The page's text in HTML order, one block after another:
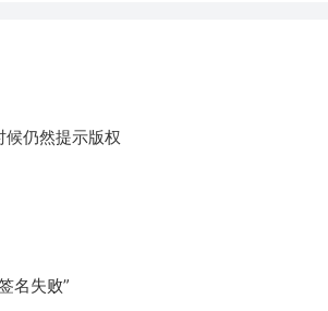
候仍然提示版权
名失败”